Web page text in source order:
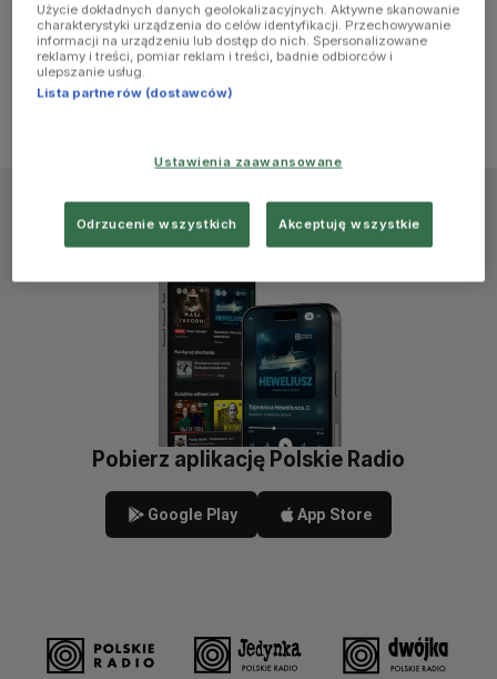
more
information)
Pobierz aplikację Polskie Radio
Google Play App Store
Użycie dokładnych danych geolokalizacyjnych. Aktywne skanowanie
charakterystyki urządzenia do celów identyfikacji. Przechowywanie
informacji na urządzeniu lub dostęp do nich. Spersonalizowane
reklamy i treści, pomiar reklam i treści, badnie odbiorców i
ulepszanie usług.
Lista partnerów (dostawców)
Ustawienia zaawansowane
Odrzucenie wszystkich Akceptuję wszystkie